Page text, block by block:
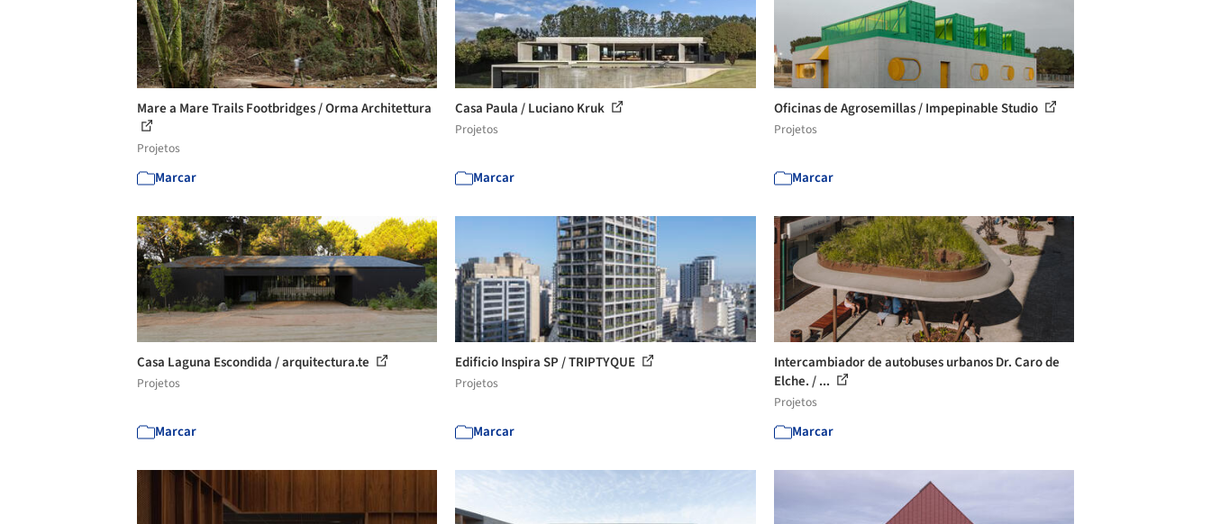
Mare a Mare Trails Footbridges / Orma Architettura
Projetos
Marcar
Casa Paula / Luciano Kruk
Projetos
Marcar
Oficinas de Agrosemillas / Impepinable Studio
Projetos
Marcar
Casa Laguna Escondida / arquitectura.te
Projetos
Marcar
Edificio Inspira SP / TRIPTYQUE
Projetos
Marcar
Intercambiador de autobuses urbanos Dr. Caro de
Elche. / ...
Projetos
Marcar